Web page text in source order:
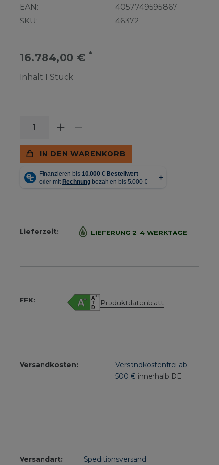
EAN:
SKU:
4057749595867
46372
16.784,00 € *
Inhalt 1 Stück
IN DEN WARENKORB
Lieferzeit: LIEFERUNG 2-4 WERKTAGE
EEK: Produktdatenblatt
Versandkosten:
Versandkostenfrei ab
500 € innerhalb DE
Versandart: Speditionsversand